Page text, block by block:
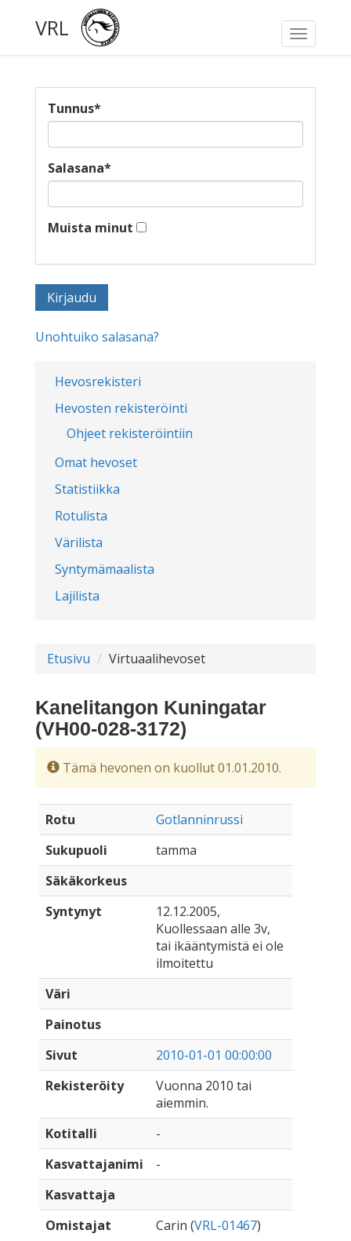
Toggle
VRL
Hevosrekisteri
Hevosten rekisteröinti
Ohjeet rekisteröintiin
Omat hevoset
Statistiikka
Rotulista
Värilista
Syntymämaalista
Lajilista
Tunnus*
Salasana*
Muista minut
Unohtuiko salasana?
Etusivu Virtuaalihevoset
Kanelitangon Kuningatar
(VH00-028-3172)
Tämä hevonen on kuollut 01.01.2010.
Rotu
Gotlanninrussi
Sukupuoli
tamma
Säkäkorkeus
Syntynyt
12.12.2005,
Kuollessaan alle 3v,
tai ikääntymistä ei ole
ilmoitettu
Väri
Painotus
Sivut
2010-01-01 00:00:00
Rekisteröity
Vuonna 2010 tai
aiemmin.
Kotitalli
-
Kasvattajanimi
-
Kasvattaja
Omistajat
Carin (VRL-01467)